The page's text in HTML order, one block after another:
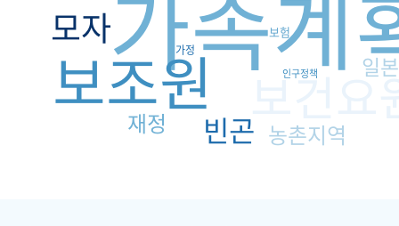
보조원 보건
모자
빈곤
재정 농촌지역
일본
보험
가정
인구정책